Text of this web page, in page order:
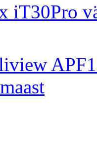
iT30Pro